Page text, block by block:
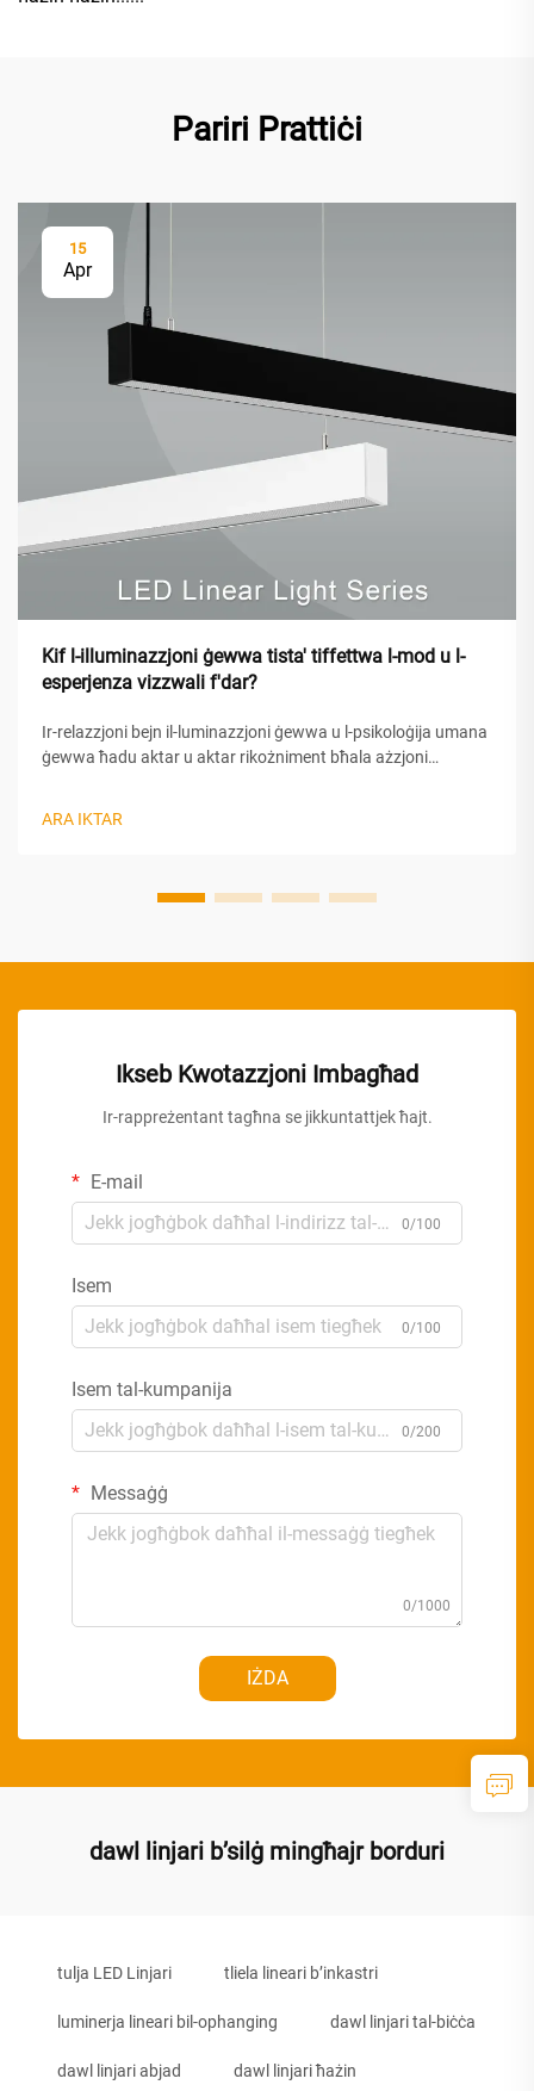
Pariri Prattiċi
15
Apr
Kif l-illuminazzjoni ġewwa tista' tiffettwa l-mod u l-
esperjenza vizzwali f'dar?
Ir-relazzjoni bejn il-luminazzjoni ġewwa u l-psikoloġija umana
ġewwa ħadu aktar u aktar rikożniment bħala ażzjoni
ARA IKTAR
Ikseb Kwotazzjoni Imbagħad
Ir-rappreżentant tagħna se jikkuntattjek ħajt.
E-mail
0/100
Isem
0/100
Isem tal-kumpanija
0/200
Messaġġ
0/1000
IŻDA
dawl linjari b’silġ mingħajr borduri
tulja LED Linjari tliela lineari b’inkastri
luminerja lineari bil-ophanging dawl linjari tal-biċċa
dawl linjari abjad dawl linjari ħażin